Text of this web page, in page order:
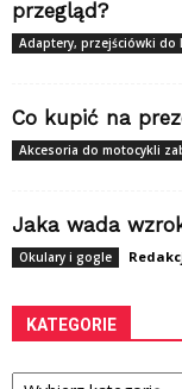
przegląd?
Adaptery, przejściówki do
Co kupić na
Akcesoria do motocykli
Jaka wada
Okulary i gogle
KATEGORIE
Kategorie